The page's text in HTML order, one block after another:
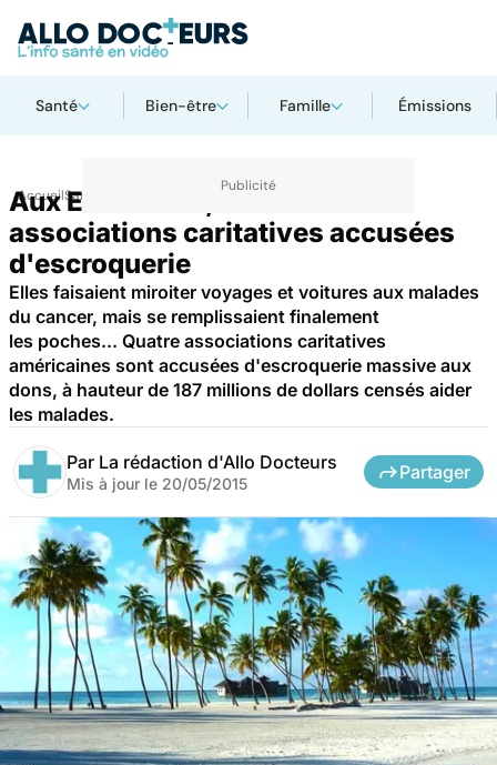
Santé Bien-être Famille Émissions
AccueilSanté
Aux Etats-Unis, de fausses
associations caritatives accusées
d'escroquerie
Elles faisaient miroiter voyages et voitures aux malades
du cancer, mais se remplissaient finalement
les poches... Quatre associations caritatives
américaines sont accusées d'escroquerie massive aux
dons, à hauteur de 187 millions de dollars censés aider
les malades.
Par La rédaction d'Allo Docteurs
Mis à jour le 20/05/2015
Partager